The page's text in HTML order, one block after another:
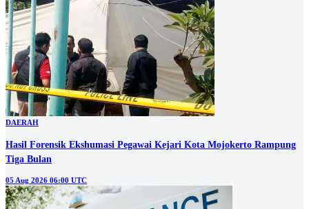
DAERAH
Hasil Forensik Ekshumasi Pegawai Kejari Kota Mojokerto Rampung
Tiga Bulan
05 Aug 2026 06:00 UTC